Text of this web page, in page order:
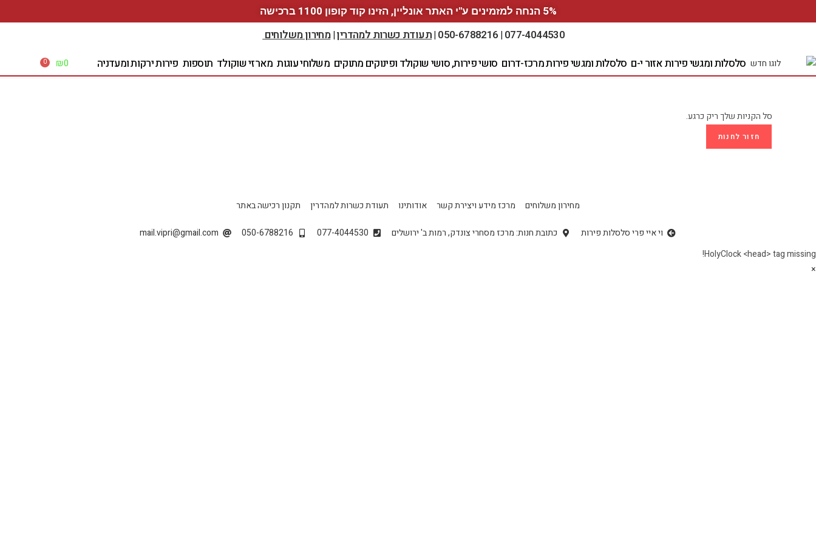
5% הנחה למזמינים ע"י האתר אונליין, הזינו קוד קופון 1100 ברכישה
077-4044530
|
050-6788216
|תעודת כשרות למהדרין|מחירון משלוחים
סלסלות ומגשי פירות אזור י-ם סלסלות ומגשי פירות מרכז-דרום סושי פירות, סושי שוקולד ופינוקים מתוקים משלוחי עוגות מארזי שוקולד תוספות פירות ירקות ומעדניה ₪0
0
סל הקניות שלך ריק כרגע.
חזור לחנות
מחירון משלוחים מרכז מידע ויצירת קשר אודותינו תעודת כשרות למהדרין תקנון רכישה באתר
וי איי פרי סלסלות פירות כתובת חנות: מרכז מסחרי צונדק, רמות ב' ירושלים 077-4044530
050-6788216
mail.vipri@gmail.com
HolyClock <head> tag missing!
×